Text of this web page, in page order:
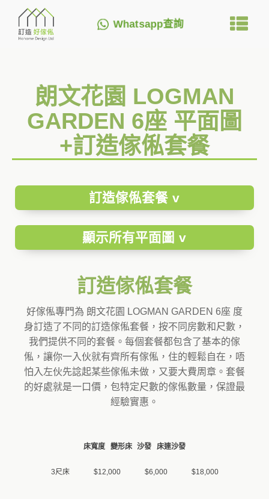
Whatsapp查詢
朗文花園 LOGMAN
GARDEN 6座 平面圖
+訂造傢俬套餐
訂造傢俬套餐 v
顯示所有平面圖 v
訂造傢俬套餐
好傢俬專門為 朗文花園 LOGMAN GARDEN 6座 度
身訂造了不同的訂造傢俬套餐，按不同房數和尺數，
我們提供不同的套餐。每個套餐都包含了基本的傢
俬，讓你一入伙就有齊所有傢俬，住的輕鬆自在，唔
怕入左伙先諗起某些傢俬未做，又要大費周章。套餐
的好處就是一口價，包特定尺數的傢俬數量，保證最
經驗實惠。
床寬度 變形床 沙發 床連沙發
3尺床 $12,000 $6,000 $18,000